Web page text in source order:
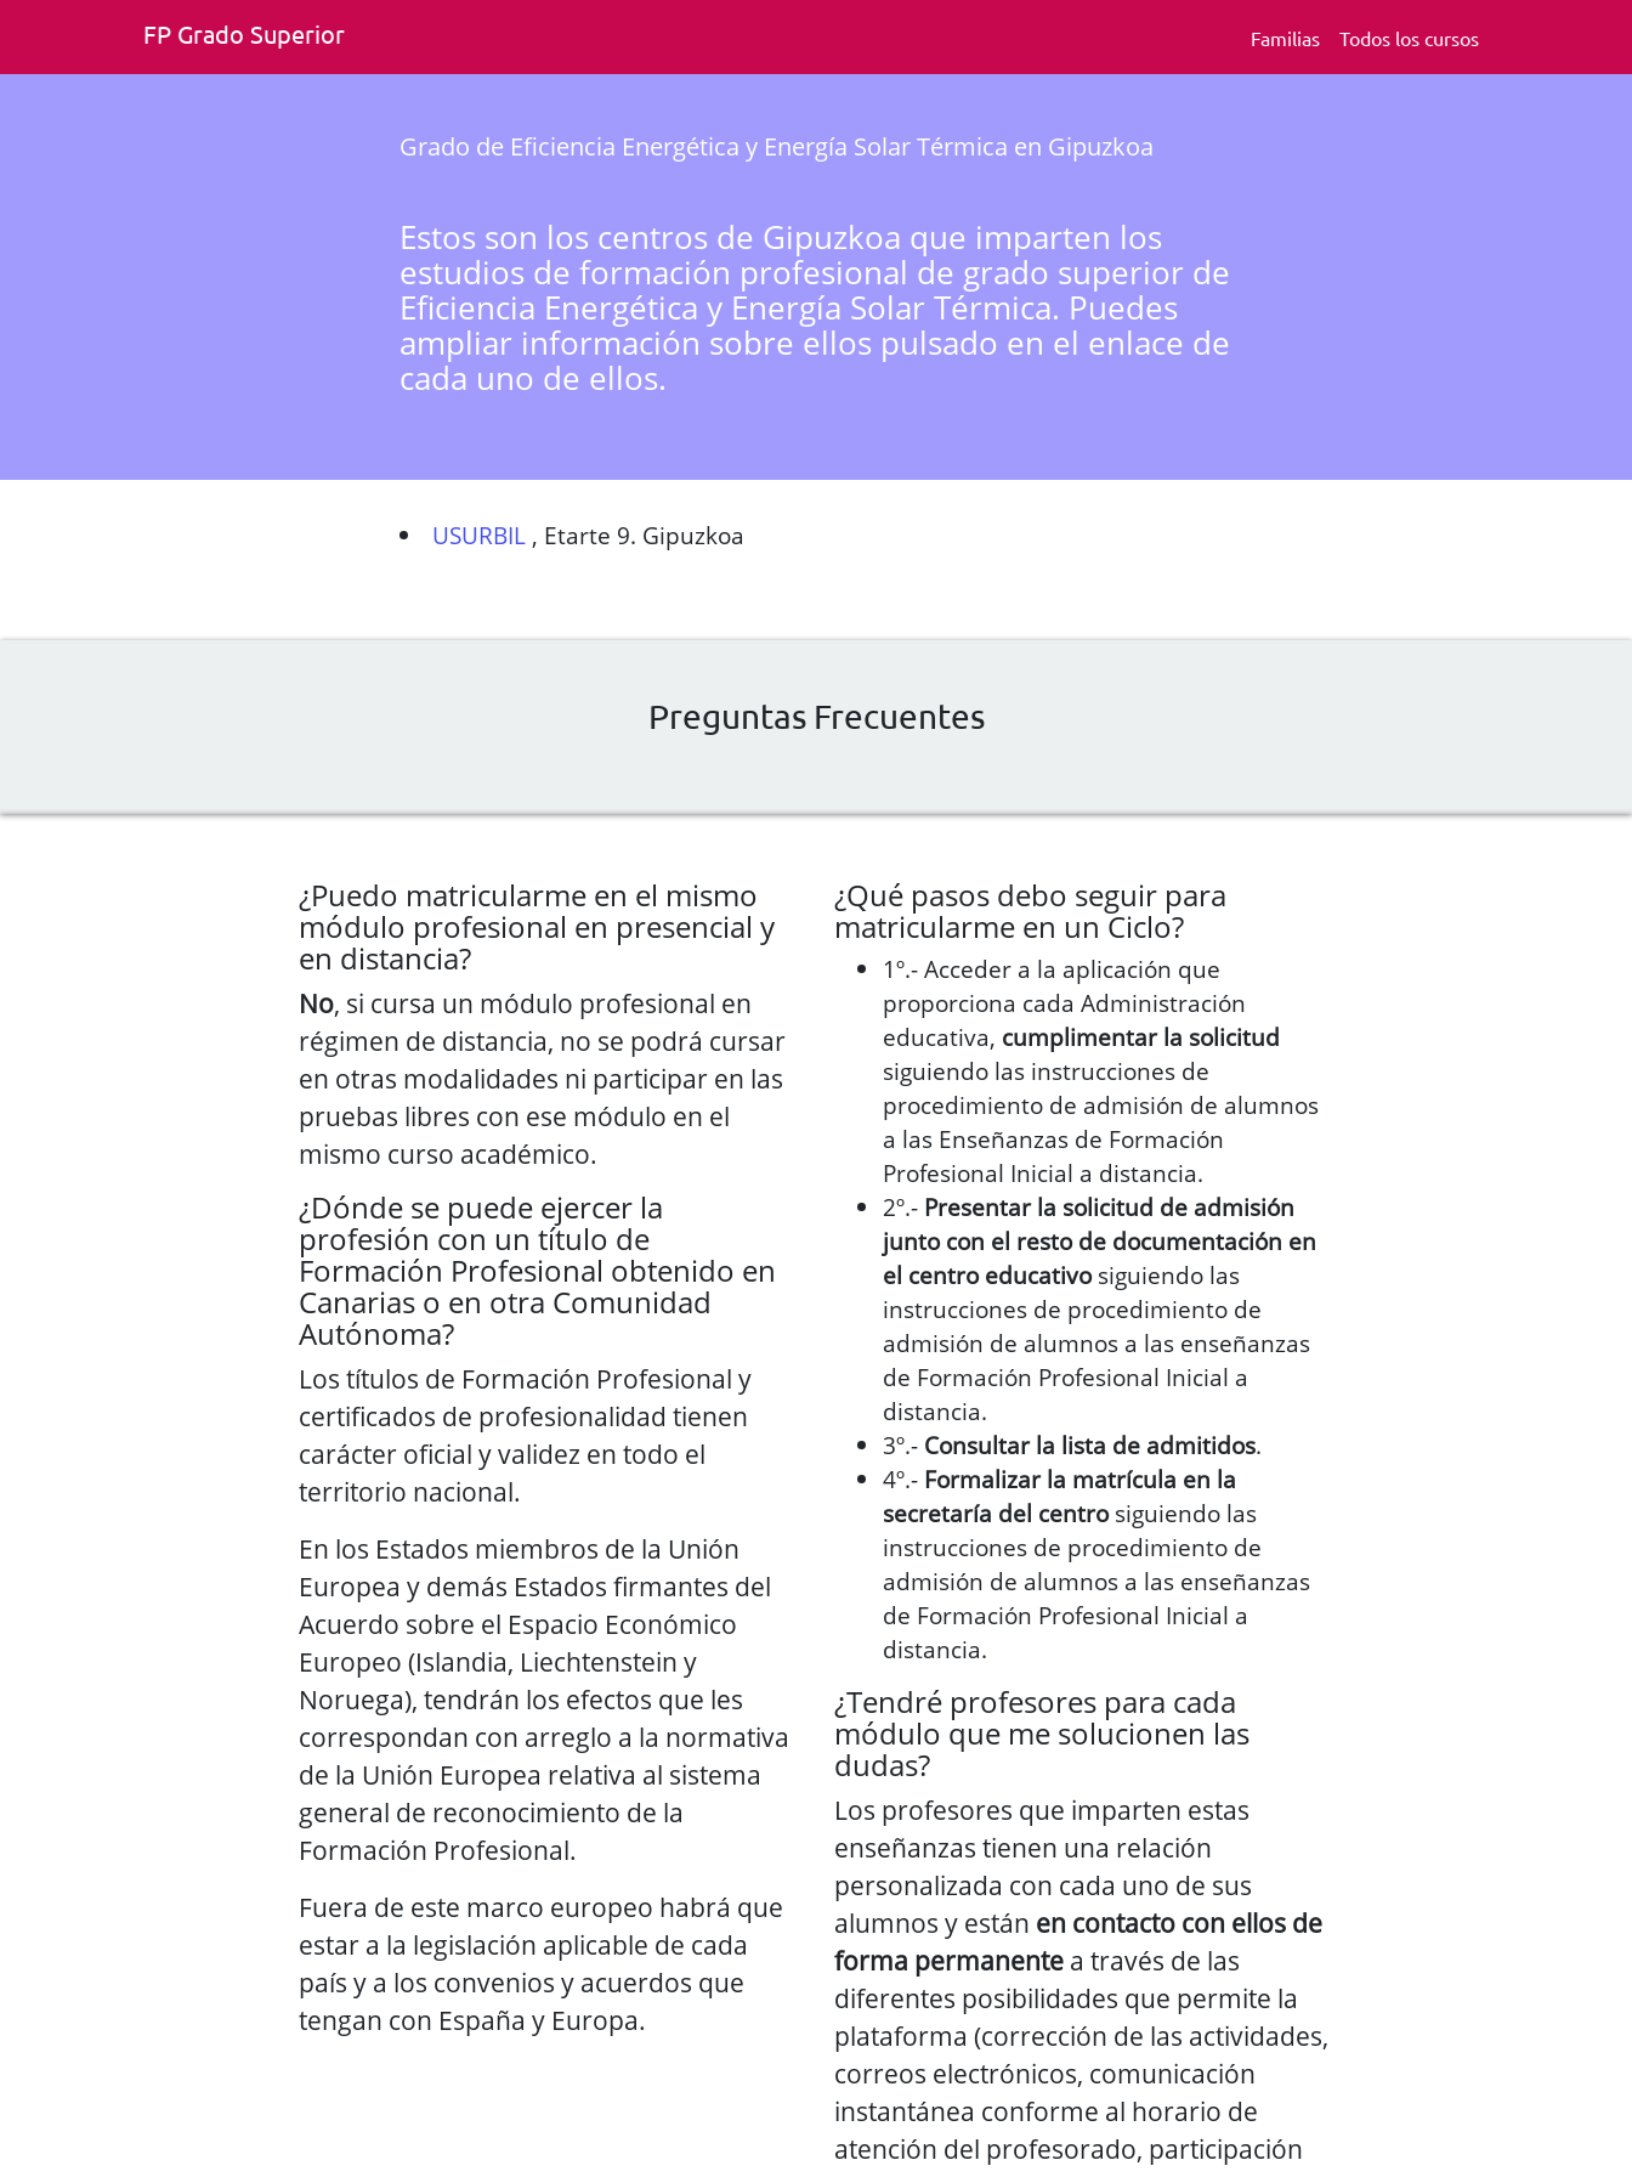
FP Grado Superior Familias Todos los cursos
Grado de Eficiencia Energética y Energía Solar Térmica en Gipuzkoa
Estos son los centros de Gipuzkoa que imparten los
estudios de formación profesional de grado superior de
Eficiencia Energética y Energía Solar Térmica. Puedes
ampliar información sobre ellos pulsado en el enlace de
cada uno de ellos.
USURBIL , Etarte 9. Gipuzkoa
Preguntas Frecuentes
¿Puedo matricularme en el mismo
módulo profesional en presencial y
en distancia?
No, si cursa un módulo profesional en
régimen de distancia, no se podrá cursar
en otras modalidades ni participar en las
pruebas libres con ese módulo en el
mismo curso académico.
¿Dónde se puede ejercer la
profesión con un título de
Formación Profesional obtenido en
Canarias o en otra Comunidad
Autónoma?
Los títulos de Formación Profesional y
certificados de profesionalidad tienen
carácter oficial y validez en todo el
territorio nacional.
En los Estados miembros de la Unión
Europea y demás Estados firmantes del
Acuerdo sobre el Espacio Económico
Europeo (Islandia, Liechtenstein y
Noruega), tendrán los efectos que les
correspondan con arreglo a la normativa
de la Unión Europea relativa al sistema
general de reconocimiento de la
Formación Profesional.
Fuera de este marco europeo habrá que
estar a la legislación aplicable de cada
país y a los convenios y acuerdos que
tengan con España y Europa.
¿Qué pasos debo seguir para
matricularme en un Ciclo?
1º.- Acceder a la aplicación que
proporciona cada Administración
educativa, cumplimentar la solicitud
siguiendo las instrucciones de
procedimiento de admisión de alumnos
a las Enseñanzas de Formación
Profesional Inicial a distancia.
2º.- Presentar la solicitud de admisión
junto con el resto de documentación en
el centro educativosiguiendo las
instrucciones de procedimiento de
admisión de alumnos a las enseñanzas
de Formación Profesional Inicial a
distancia.
3º.- Consultar la lista de admitidos.
4º.- Formalizar la matrícula en la
secretaría del centrosiguiendo las
instrucciones de procedimiento de
admisión de alumnos a las enseñanzas
de Formación Profesional Inicial a
distancia.
¿Tendré profesores para cada
módulo que me solucionen las
dudas?
Los profesores que imparten estas
enseñanzas tienen una relación
personalizada con cada uno de sus
alumnos y están en contacto con ellos de
forma permanente a través de las
diferentes posibilidades que permite la
plataforma (corrección de las actividades,
correos electrónicos, comunicación
instantánea conforme al horario de
atención del profesorado, participación